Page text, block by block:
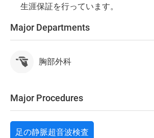
生涯保証を行っています。
Major Departments
胸部外科
Major Procedures
足の静脈超音波検査